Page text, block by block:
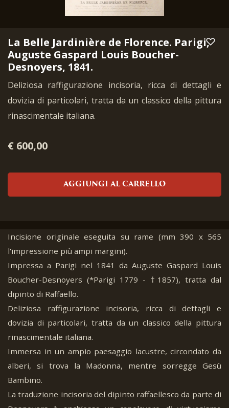
La Belle Jardinière de Florence. Parigi,
Auguste Gaspard Louis Boucher-
Desnoyers, 1841.
Deliziosa raffigurazione incisoria, ricca di dettagli e
dovizia di particolari, tratta da un classico della pittura
rinascimentale italiana.
€ 600,00
AGGIUNGI AL CARRELLO
Incisione originale eseguita su rame (mm 390 x 565
l'impressione più ampi margini).
Impressa a Parigi nel 1841 da Auguste Gaspard Louis
Boucher-Desnoyers (*Parigi 1779 - †1857), tratta dal
dipinto di Raffaello.
Deliziosa raffigurazione incisoria, ricca di dettagli e
dovizia di particolari, tratta da un classico della pittura
rinascimentale italiana.
Immersa in un ampio paesaggio lacustre, circondato da
alberi, si trova la Madonna, mentre sorregge Gesù
Bambino.
La traduzione incisoria del dipinto raffaellesco da parte di